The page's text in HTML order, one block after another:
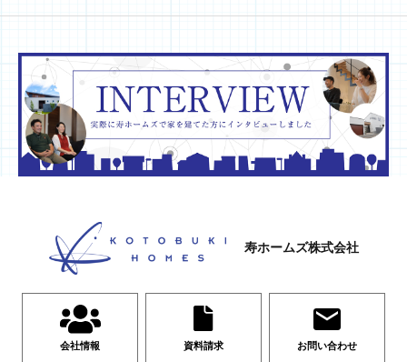
寿ホームズ株式会社
会社情報 資料請求 お問い合わせ